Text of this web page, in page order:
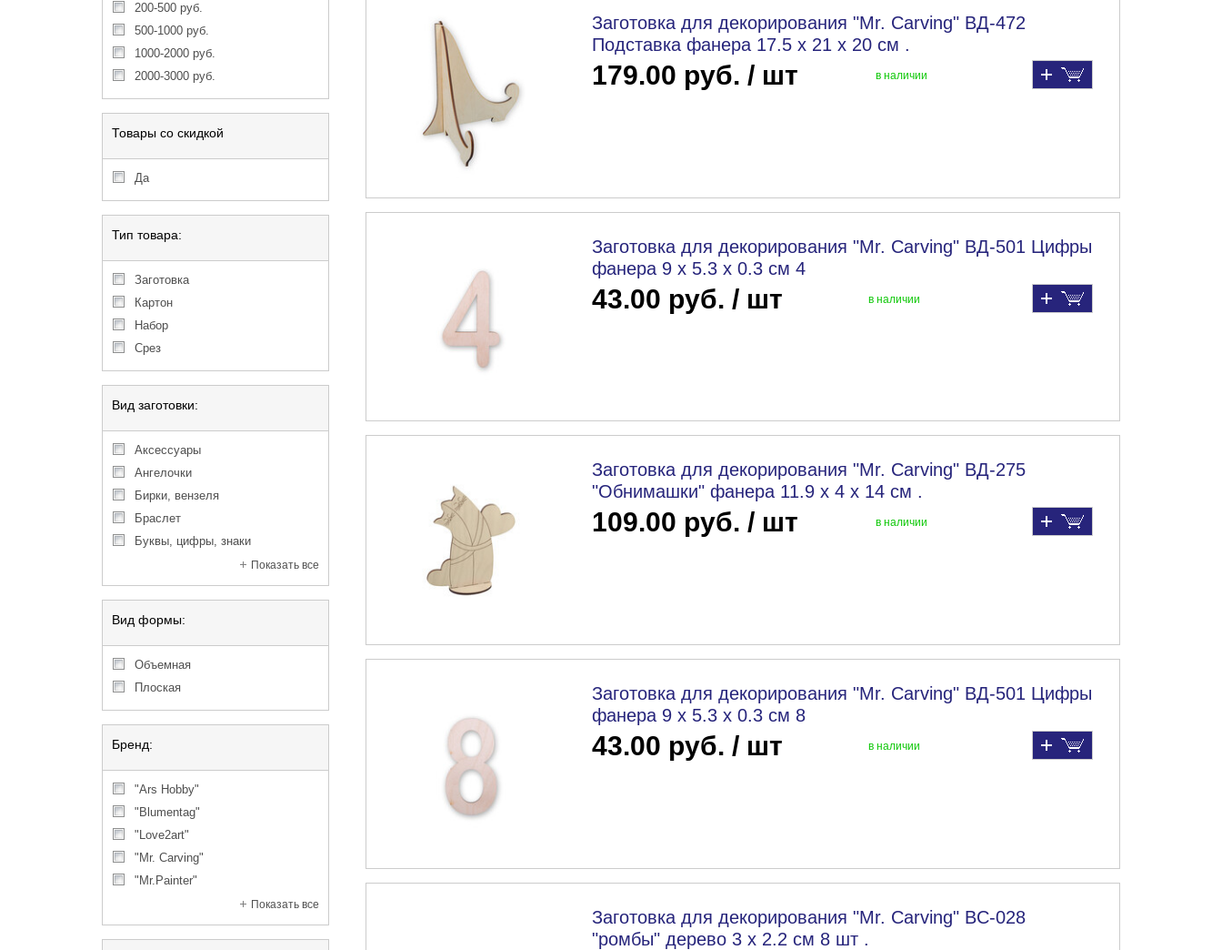
200-500 руб.
500-1000 руб.
1000-2000 руб.
2000-3000 руб.
Товары со скидкой
Да
Тип товара:
Заготовка
Картон
Набор
Срез
Вид заготовки:
Аксессуары
Ангелочки
Бирки, вензеля
Браслет
Буквы, цифры, знаки
Показать все
Вид формы:
объемная
плоская
Бренд:
"Ars Hobby"
"Blumentag"
"Love2art"
"Mr. Carving"
"Mr.Painter"
Показать все
Заготовка для декорирования "Mr. Carving" ВД-472
Подставка фанера 17.5 х 21 х 20 см .
179.00 руб. / шт в наличии
Заготовка для декорирования "Mr. Carving" ВД-501 Цифры
фанера 9 х 5.3 х 0.3 см 4
43.00 руб. / шт в наличии
Заготовка для декорирования "Mr. Carving" ВД-275
"Обнимашки" фанера 11.9 х 4 х 14 см .
109.00 руб. / шт в наличии
Заготовка для декорирования "Mr. Carving" ВД-501 Цифры
фанера 9 х 5.3 х 0.3 см 8
43.00 руб. / шт в наличии
Заготовка для декорирования "Mr. Carving" BC-028
"ромбы" дерево 3 х 2.2 см 8 шт .